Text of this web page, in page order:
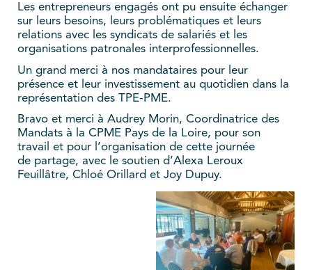
Les entrepreneurs engagés ont pu ensuite échanger
sur leurs besoins, leurs problématiques et leurs
relations avec les syndicats de salariés et les
organisations patronales interprofessionnelles.
Un grand merci à nos mandataires pour leur
présence et leur investissement au quotidien dans la
représentation des TPE-PME.
Bravo et merci à Audrey Morin, Coordinatrice des
Mandats à la CPME Pays de la Loire, pour son
travail et pour l’organisation de cette journée
de partage, avec le soutien d’Alexa Leroux
Feuillâtre, Chloé Orillard et Joy Dupuy.